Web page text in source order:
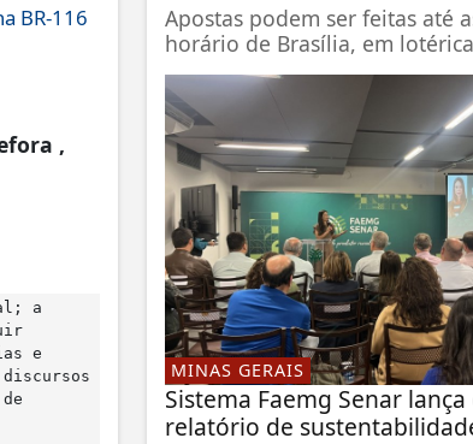
BR-116
,
a
e
Apostas podem ser feitas até
horário de Brasília, em
MINAS GERAIS
Sistema Faemg Senar
relatório de